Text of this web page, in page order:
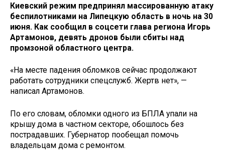
Киевский режим предпринял массированную атаку
беспилотниками на Липецкую область в ночь на 30
июня. Как сообщил в соцсети глава региона Игорь
Артамонов, девять дронов были сбиты над
промзоной областного центра.
«На месте падения обломков сейчас продолжают
работать сотрудники спецслужб. Жертв нет», —
написал Артамонов.
По его словам, обломки одного из БПЛА упали на
крышу дома в частном секторе, обошлось без
пострадавших. Губернатор пообещал помочь
владельцам дома с ремонтом.